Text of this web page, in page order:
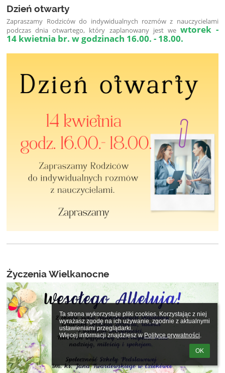
Ta strona wykorzystuje pliki cookies. Korzystając z niej
wyrażasz zgodę na ich używanie, zgodnie z aktualnymi
ustawieniami przeglądarki.
Więcej informacji znajdziesz w Polityce prywatności.
OK
Dzień otwarty
Zapraszamy Rodziców do indywidualnych rozmów z nauczycielami
podczas dnia otwartego, który zaplanowany jest we wtorek -
14 kwietnia br. w godzinach 16.00. - 18.00.
Życzenia Wielkanocne